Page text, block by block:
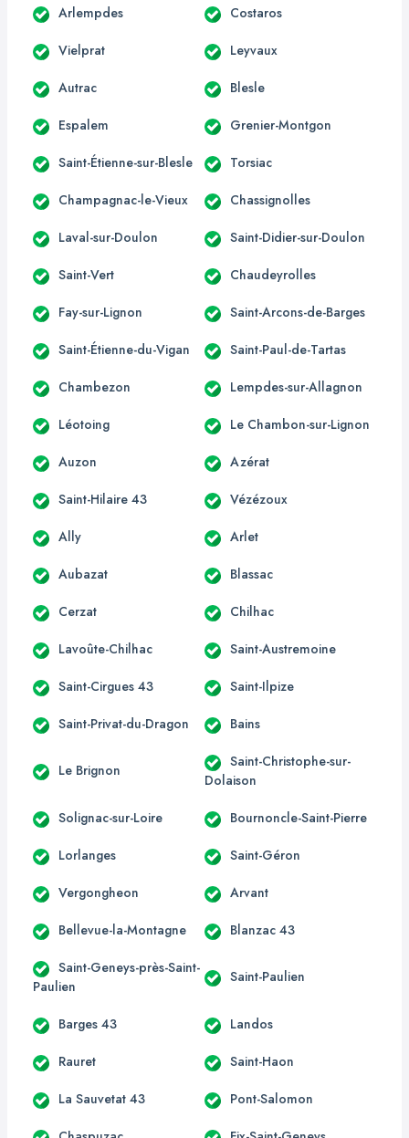
Arlempdes Costaros
Vielprat Leyvaux
Autrac Blesle
Espalem Grenier-Montgon
Saint-Étienne-sur-Blesle Torsiac
Champagnac-le-Vieux Chassignolles
Laval-sur-Doulon Saint-Didier-sur-Doulon
Saint-Vert Chaudeyrolles
Fay-sur-Lignon Saint-Arcons-de-Barges
Saint-Étienne-du-Vigan Saint-Paul-de-Tartas
Chambezon Lempdes-sur-Allagnon
Léotoing Le Chambon-sur-Lignon
Auzon Azérat
Saint-Hilaire 43 Vézézoux
Ally Arlet
Aubazat Blassac
Cerzat Chilhac
Lavoûte-Chilhac Saint-Austremoine
Saint-Cirgues 43 Saint-Ilpize
Saint-Privat-du-Dragon Bains
Le Brignon
Saint-Christophe-sur-
Dolaison
Solignac-sur-Loire Bournoncle-Saint-Pierre
Lorlanges Saint-Géron
Vergongheon Arvant
Bellevue-la-Montagne Blanzac 43
Saint-Geneys-près-Saint-
Paulien
Saint-Paulien
Barges 43 Landos
Rauret Saint-Haon
La Sauvetat 43 Pont-Salomon